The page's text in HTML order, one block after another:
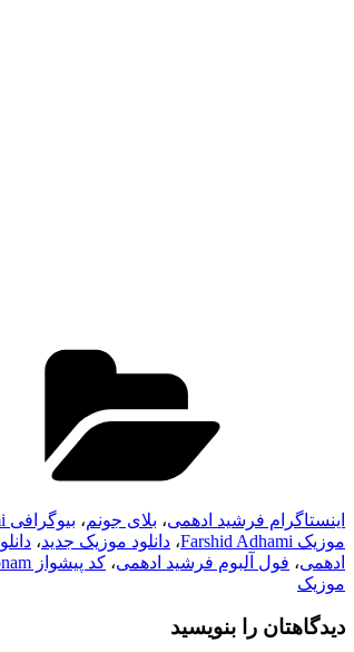
اینستاگرام فرشید ادهمی، بلای جونم، بیوگرافی Farshid Adhami
موزیک Farshid Adhami
، دانلود موزیک جدید،
ادهمی، فول آلبوم فرشید ادهمی، کد پیشواز Balaye Joonam از Farshid Adhami
موزیک
دیدگاهتان را بنویسید